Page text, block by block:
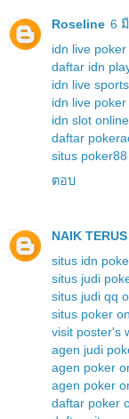
Roseline 6
idn live poker
daftar idn
idn live sports
idn live poker
idn slot online
daftar
situs poker88
ตอบ
NAIK TERUS
situs idn
situs judi
situs judi qq
situs poker
visit poster's
agen judi
agen poker
agen poker
daftar poker